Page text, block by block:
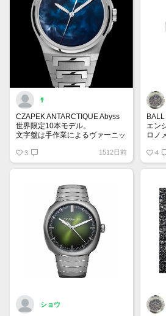
ｻ
CZAPEK ANTARCTIQUE Abyss
世界限定10本モデル。
文字盤は手作業によるヴァーニッ
ている。
実物を見てみたいモデルNo.1
3 1512日前
エン
ロノ
6月
して
雰囲
4
ショウ